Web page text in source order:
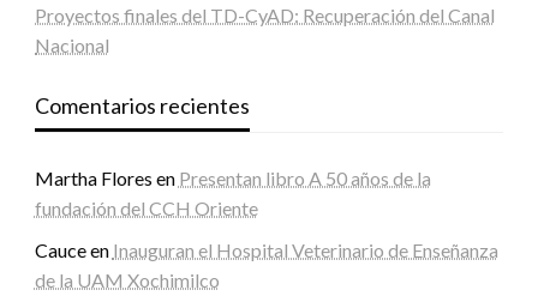
Proyectos finales del TD-CyAD: Recuperación del Canal
Nacional
Comentarios recientes
Martha Flores en Presentan libro A 50 años de la
fundación del CCH Oriente
Cauceen Inauguran el Hospital Veterinario de Enseñanza
de la UAM Xochimilco